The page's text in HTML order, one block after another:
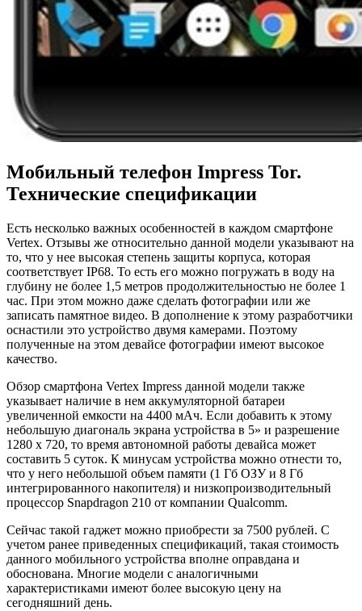
Мобильный телефон Impress Tor.
Технические спецификации
Есть несколько важных особенностей в каждом смартфоне
Vertex. Отзывы же относительно данной модели указывают на
то, что у нее высокая степень защиты корпуса, которая
соответствует IP68. То есть его можно погружать в воду на
глубину не более 1,5 метров продолжительностью не более 1
час. При этом можно даже сделать фотографии или же
записать памятное видео. В дополнение к этому разработчики
оснастили это устройство двумя камерами. Поэтому
полученные на этом девайсе фотографии имеют высокое
качество.
Обзор смартфона Vertex Impress данной модели также
указывает наличие в нем аккумуляторной батареи
увеличенной емкости на 4400 мАч. Если добавить к этому
небольшую диагональ экрана устройства в 5» и разрешение
1280 х 720, то время автономной работы девайса может
составить 5 суток. К минусам устройства можно отнести то,
что у него небольшой объем памяти (1 Гб ОЗУ и 8 Гб
интегрированного накопителя) и низкопроизводительный
процессор Snapdragon 210 от компании Qualcomm.
Сейчас такой гаджет можно приобрести за 7500 рублей. С
учетом ранее приведенных спецификаций, такая стоимость
данного мобильного устройства вполне оправдана и
обоснована. Многие модели с аналогичными
характеристиками имеют более высокую цену на
сегодняшний день.